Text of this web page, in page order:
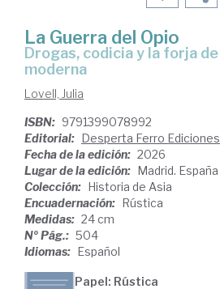
La Guerra del Opio
Drogas, codicia y la forja de la China
moderna
Lovell, Julia
ISBN: 9791399078992
Editorial: Desperta Ferro Ediciones
Fecha de la edición: 2026
Lugar de la edición: Madrid. España
Colección: Historia de Asia
Encuadernación: Rústica
Medidas: 24 cm
Nº Pág.: 504
Idiomas: Español
Papel: Rústica